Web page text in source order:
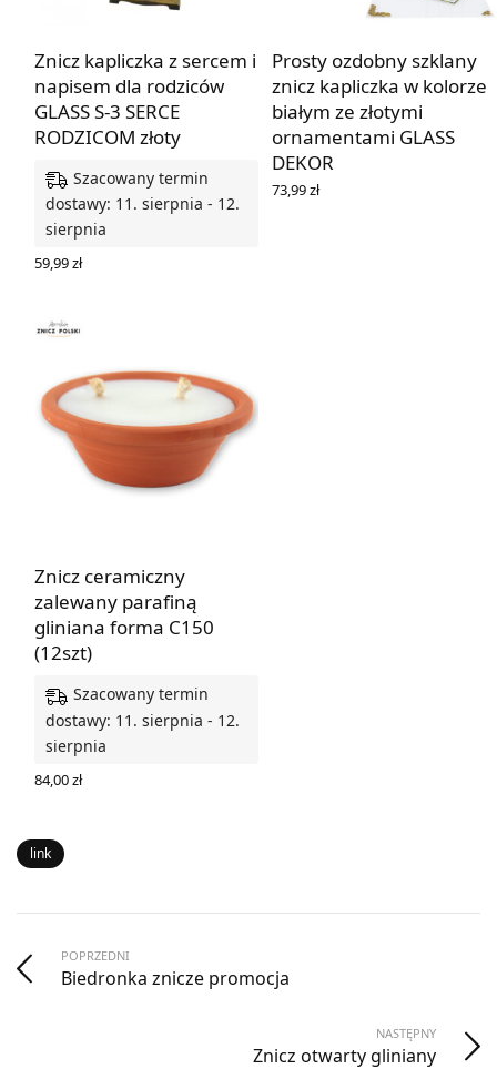
Znicz kapliczka z sercem i
napisem dla rodziców
GLASS S-3 SERCE
RODZICOM złoty
Szacowany termin
dostawy: 11. sierpnia - 12.
sierpnia
59,99zł
Prosty ozdobny szklany
znicz kapliczka w kolorze
białym ze złotymi
ornamentami GLASS
DEKOR
73,99zł
Znicz ceramiczny
zalewany parafiną
gliniana forma C150
(12szt)
Szacowany termin
dostawy: 11. sierpnia - 12.
sierpnia
84,00zł
link
POPRZEDNI
Biedronka znicze promocja
NASTĘPNY
Znicz otwarty gliniany